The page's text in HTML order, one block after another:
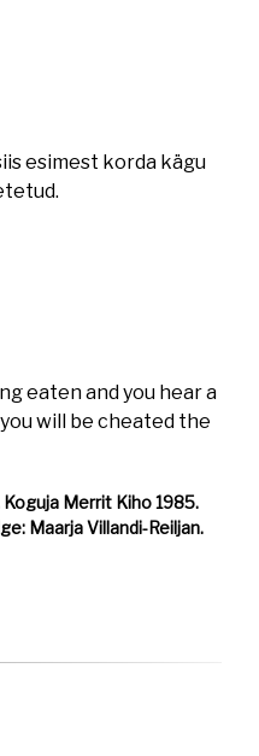
esimest korda kägu
eaten and you hear a
will be cheated the
Merrit Kiho 1985.
Maarja Villandi-Reiljan.